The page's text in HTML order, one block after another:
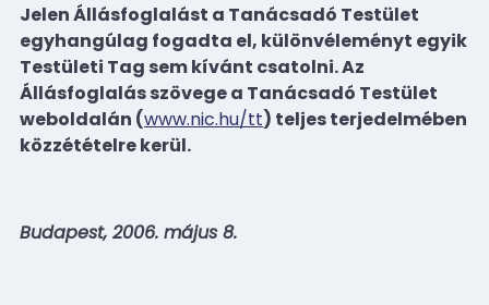
Jelen Állásfoglalást a Tanácsadó Testület
egyhangúlag fogadta el, különvéleményt egyik
Testületi Tag sem kívánt csatolni. Az
Állásfoglalás szövege a Tanácsadó Testület
weboldalán (www.nic.hu/tt) teljes terjedelmében
közzétételre kerül.
Budapest, 2006. május 8.